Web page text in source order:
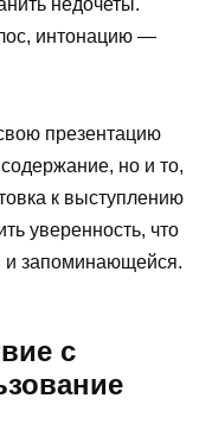
недочеты.
интонацию —
презентацию
но и то,
к выступлению
уверенность, что
и запоминающейся.
с